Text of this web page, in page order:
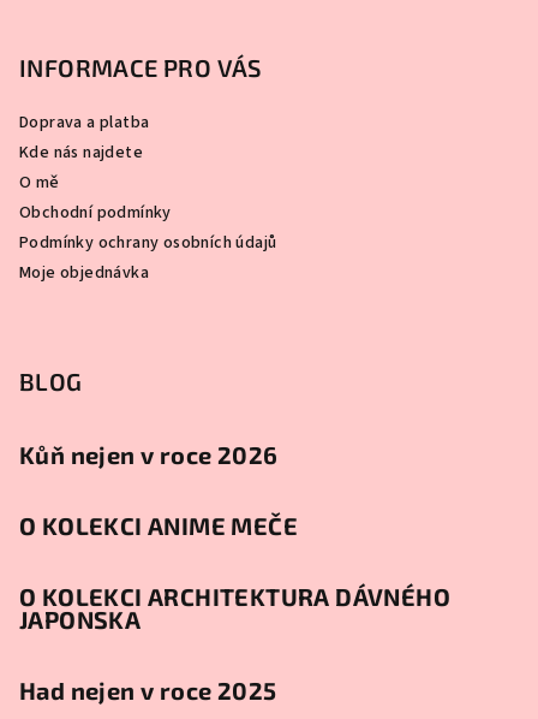
INFORMACE PRO VÁS
Doprava a platba
Kde nás najdete
O mě
Obchodní podmínky
Podmínky ochrany osobních údajů
Moje objednávka
BLOG
Kůň nejen v roce 2026
O KOLEKCI ANIME MEČE
O KOLEKCI ARCHITEKTURA DÁVNÉHO
JAPONSKA
Had nejen v roce 2025